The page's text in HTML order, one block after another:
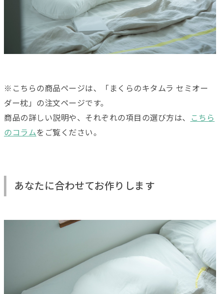
※こちらの商品ページは、「まくらのキタムラ セミオー
ダー枕」の注文ページです。
商品の詳しい説明や、それぞれの項目の選び方は、
こちら
のコラムをご覧ください。
あなたに合わせてお作りします